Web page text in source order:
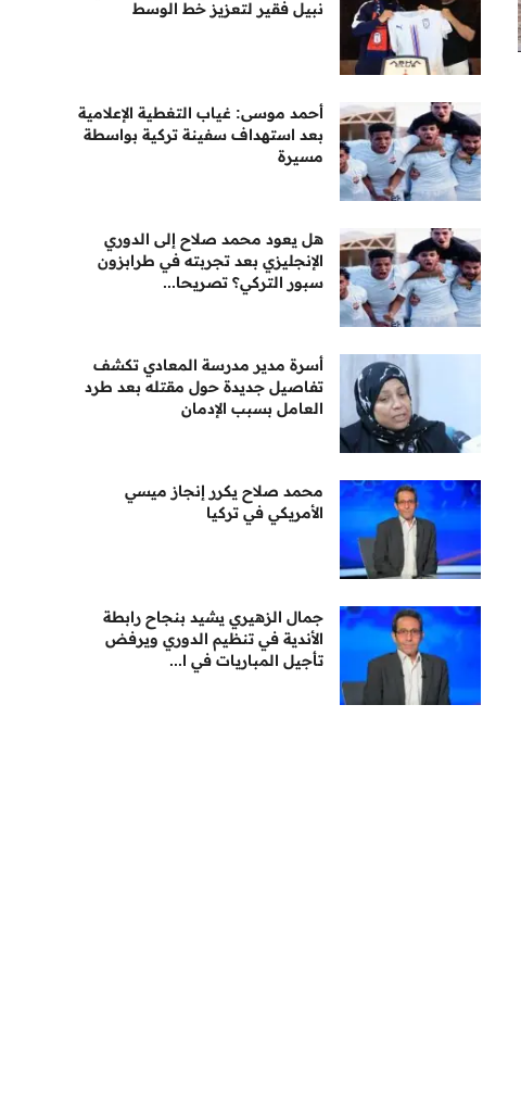
نبيل فقير لتعزيز خط الوسط
أحمد موسى: غياب التغطية الإعلامية
بعد استهداف سفينة تركية بواسطة
مسيرة
هل يعود محمد صلاح إلى الدوري
الإنجليزي بعد تجربته في طرابزون
سبور التركي؟ تصريحا...
أسرة مدير مدرسة المعادي تكشف
تفاصيل جديدة حول مقتله بعد طرد
العامل بسبب الإدمان
محمد صلاح يكرر إنجاز ميسي
الأمريكي في تركيا
جمال الزهيري يشيد بنجاح رابطة
الأندية في تنظيم الدوري ويرفض
تأجيل المباريات في ا...